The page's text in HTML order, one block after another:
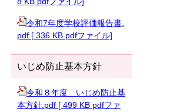
令和7年度学校評価報告書.
pdf [ 336 KB pdfファイル]
いじめ防止基本方針
令和８年度 いじめ防止基
本方針.pdf [ 499 KB pdfファ